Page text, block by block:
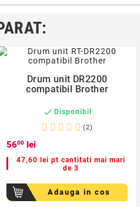

favorite_border
Drum unit DR2200
compatibil Brother
 Disponibil
(2)
5600 lei
47,60 lei pt cantitati mai mari
de 3
Adauga in cos